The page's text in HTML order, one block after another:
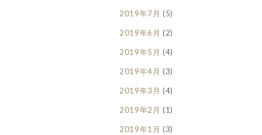
2019年7月 (5)
2019年6月 (2)
2019年5月 (4)
2019年4月 (3)
2019年3月 (4)
2019年2月 (1)
2019年1月 (3)